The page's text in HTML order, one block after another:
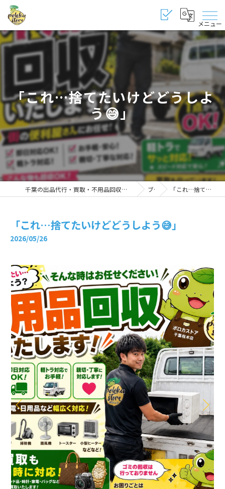
メニュー
「これ…捨てたいけどどうしよ
う😅」
千葉の出品代行・買取・不用品回収・販売・修理・代行なら納得のポロカストア千葉桜木店 ブログ 「これ…捨てたいけどどうしよう😅」
「これ…捨てたいけどどうしよう😅」
2026/05/26